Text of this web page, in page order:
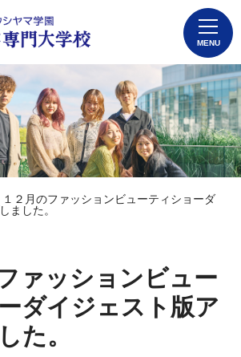
MENU
１２月のファッションビューティショーダ
ました。
ァッションビュー
ダイジェスト版ア
た。